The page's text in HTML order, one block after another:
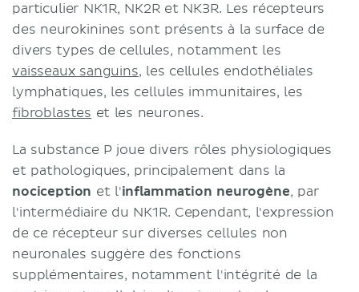
particulier NK1R, NK2R et NK3R. Les récepteurs
des neurokinines sont présents à la surface de
divers types de cellules, notamment les
vaisseaux sanguins, les cellules endothéliales
lymphatiques, les cellules immunitaires, les
fibroblastes et les neurones.
La substance P joue divers rôles physiologiques
et pathologiques, principalement dans la
nociception et l'inflammation neurogène, par
l'intermédiaire du NK1R. Cependant, l'expression
de ce récepteur sur diverses cellules non
neuronales suggère des fonctions
supplémentaires, notamment l'intégrité de la